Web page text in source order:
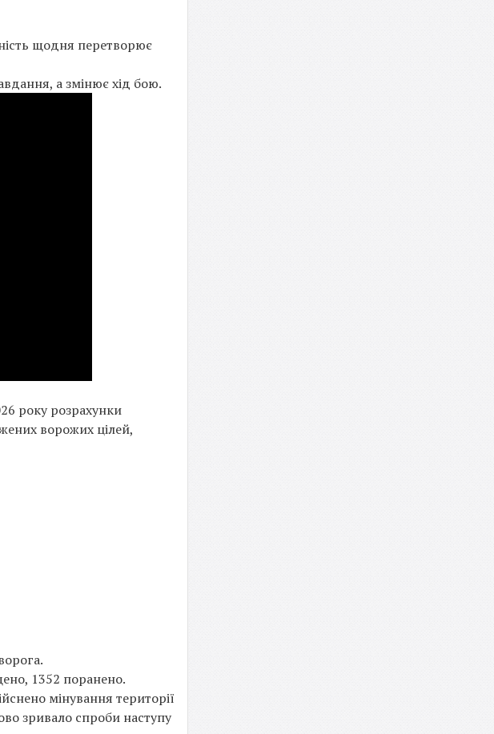
щодня перетворює
а змінює хід бою.
року розрахунки
ворожих цілей,
1352 поранено.
мінування території
зривало спроби наступу